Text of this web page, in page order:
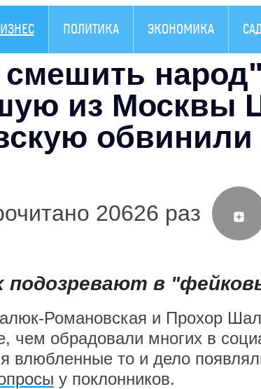
ПОЛИТИКА ЭКОНОМИКА
смешить
из Москвы
обвинили
20626 раз
подозревают в
Романовская и Прохор
чем обрадовали многих в
влюбленные то и дело
у поклонников.